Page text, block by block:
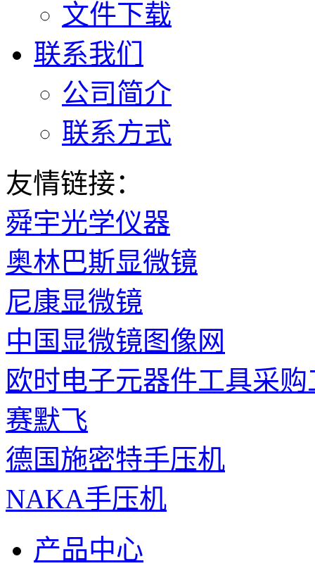
文件下载
联系我们
公司简介
联系方式
友情链接：
舜宇光学仪器
奥林巴斯显微镜
尼康显微镜
中国显微镜图像网
欧时电子元器件工具采购
赛默飞
德国施密特手压机
NAKA手压机
产品中心